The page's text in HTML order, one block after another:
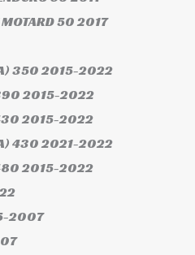
502017
3502015-2022
2015-2022
2015-2022
4302021-2022
2015-2022
2007